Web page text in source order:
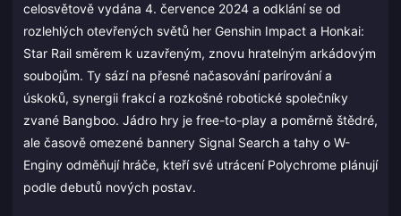
celosvětově vydána 4. července 2024 a odklání se od
rozlehlých otevřených světů her Genshin Impact a Honkai:
Star Rail směrem k uzavřeným, znovu hratelným arkádovým
soubojům. Ty sází na přesné načasování parírování a
úskoků, synergii frakcí a rozkošné robotické společníky
zvané Bangboo. Jádro hry je free-to-play a poměrně štědré,
ale časově omezené bannery Signal Search a tahy o W-
Enginy odměňují hráče, kteří své utrácení Polychrome plánují
podle debutů nových postav.